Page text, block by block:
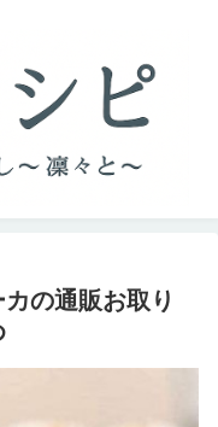
の通販お取り